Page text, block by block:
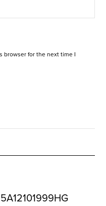
browser for the next time I
5A12101999HG